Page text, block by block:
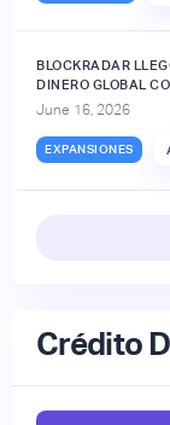
BLOCKRADAR
DINERO GLOBAL
June 16, 2026
EXPANSIONES
Crédito